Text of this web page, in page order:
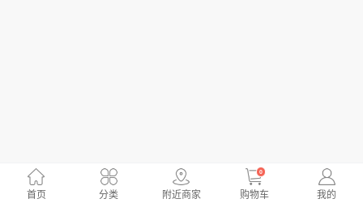
首页 分类 附近商家
0
购物车 我的